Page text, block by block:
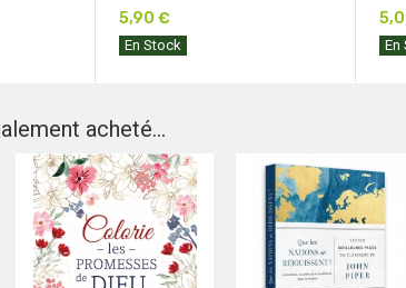
5,90 €
En Stock En
acheté...